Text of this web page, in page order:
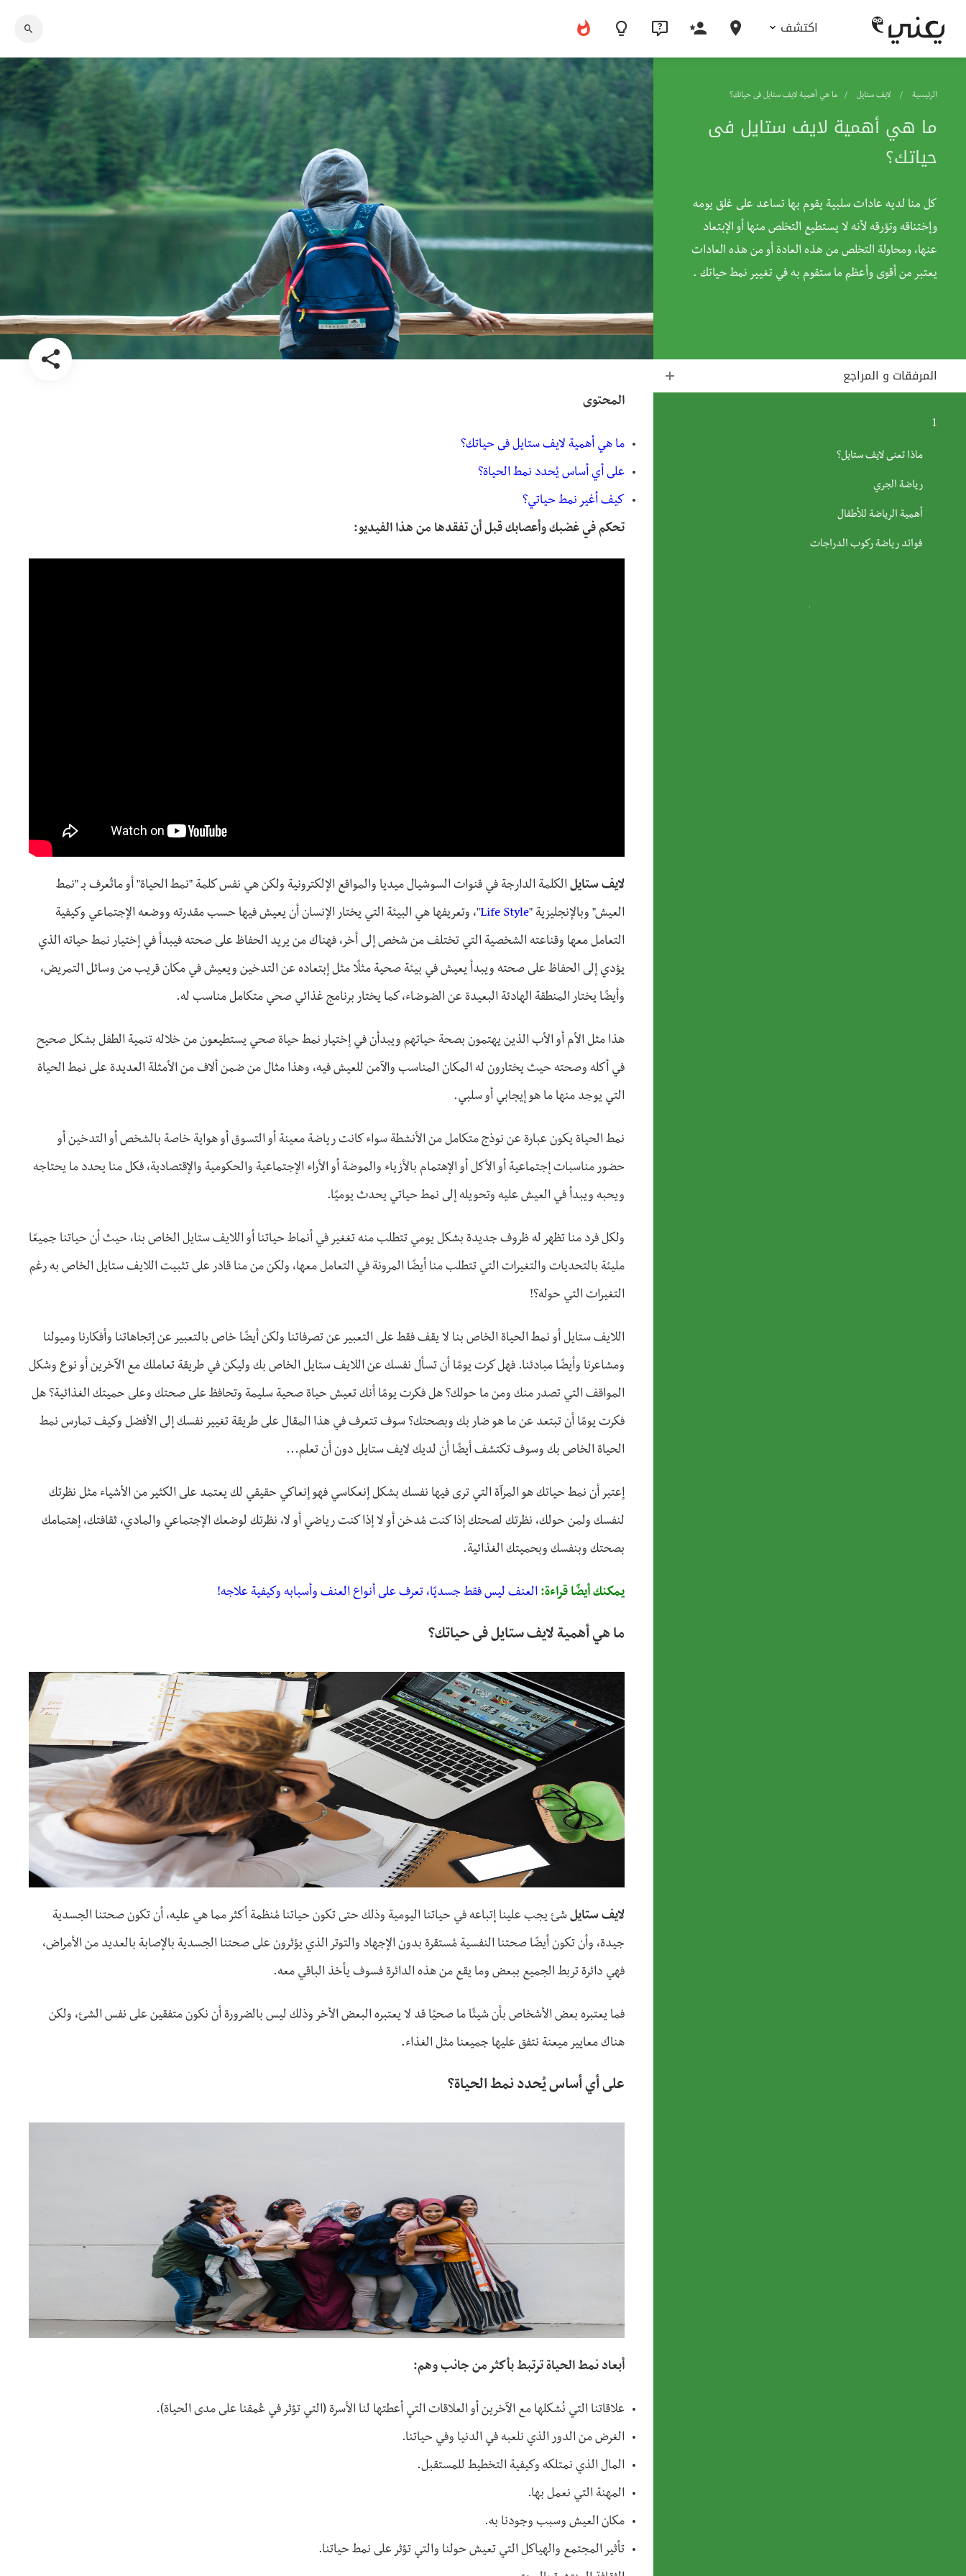
اكتشف
الرئيسية لايف ستايل ما هي أهمية لايف ستايل فى حياتك؟
ما هي أهمية لايف ستايل فى
حياتك؟
كل منا لديه عادات سلبية يقوم بها تساعد على غلق يومه
وإختناقه وتؤرقه لأنه لا يستطيع التخلص منها أو الإبتعاد
عنها، ومحاولة التخلص من هذه العادة أو من هذه العادات
يعتبر من أقوى وأعظم ما ستقوم به في تغيير نمط حياتك .
المرفقات و المراجع
1
ماذا تعنى لايف ستايل؟
رياضة الجري
أهمية الرياضة للأطفال
فوائد رياضة ركوب الدراجات
المحتوى
ما هي أهمية لايف ستايل فى حياتك؟
على أي أساس يُحدد نمط الحياة؟
كيف أغير نمط حياتي؟
تحكم في غضبك وأعصابك قبل أن تفقدها من هذا الفيديو:
لايف ستايلالكلمة الدارجة في قنوات السوشيال ميديا والمواقع الإلكترونية ولكن هي نفس كلمة "نمط الحياة" أو ماتُعرف بـ "نمط
العيش" وبالإنجليزية "Life Style"، وتعريفها هي البيئة التي يختار الإنسان أن يعيش فيها حسب مقدرته ووضعه الإجتماعي وكيفية
التعامل معها وقناعته الشخصية التي تختلف من شخص إلى أخر، فهناك من يريد الحفاظ على صحته فيبدأ في إختيار نمط حياته الذي
يؤدي إلى الحفاظ على صحته ويبدأ يعيش في بيئة صحية مثلًا مثل إبتعاده عن التدخين ويعيش في مكان قريب من وسائل التمريض،
وأيضًا يختار المنطقة الهادئة البعيدة عن الضوضاء، كما يختار برنامج غذائي صحي متكامل مناسب له.
هذا مثل الأم أو الأب الذين يهتمون بصحة حياتهم ويبدأن في إختيار نمط حياة صحي يستطيعون من خلاله تنمية الطفل بشكل صحيح
في أكله وصحته حيث يختارون له المكان المناسب والآمن للعيش فيه، وهذا مثال من ضمن ألاف من الأمثلة العديدة على نمط الحياة
التي يوجد منها ما هو إيجابي أو سلبي.
نمط الحياة يكون عبارة عن نوذج متكامل من الأنشطة سواء كانت رياضة معينة أو التسوق أو هواية خاصة بالشخص أو التدخين أو
حضور مناسبات إجتماعية أو الأكل أو الإهتمام بالأزياء والموضة أو الأراء الإجتماعية والحكومية والإقتصادية، فكل منا يحدد ما يحتاجه
ويحبه ويبدأ في العيش عليه وتحويله إلى نمط حياتي يحدث يوميًا.
ولكل فرد منا تظهر له ظروف جديدة بشكل يومي تتطلب منه تغغير في أنماط حياتنا أو اللايف ستايل الخاص بنا، حيث أن حياتنا جميعًا
مليئة بالتحديات والتغيرات التي تتطلب منا أيضًا المرونة في التعامل معها، ولكن من منا قادر على تثبيت اللايف ستايل الخاص به رغم
التغيرات التي حوله؟!
اللايف ستايل أو نمط الحياة الخاص بنا لا يقف فقط على التعبير عن تصرفاتنا ولكن أيضًا خاص بالتعبير عن إتجاهاتنا وأفكارنا وميولنا
ومشاعرنا وأيضًا مبادئنا. فهل كرت يومًا أن تسأل نفسك عن اللايف ستايل الخاص بك وليكن في طريقة تعاملك مع الآخرين أو نوع وشكل
المواقف التي تصدر منك ومن ما حولك؟ هل فكرت يومًا أنك تعيش حياة صحية سليمة وتحافظ على صحتك وعلى حميتك الغذائية؟ هل
فكرت يومًا أن تبتعد عن ما هو ضار بك وبصحتك؟ سوف تتعرف في هذا المقال على طريقة تغيير نفسك إلى الأفضل وكيف تمارس نمط
الحياة الخاص بك وسوف تكتشف أيضًا أن لديك لايف ستايل دون أن تعلم...
إعتبر أن نمط حياتك هو المرآة التي ترى فيها نفسك بشكل إنعكاسي فهو إنعاكي حقيقي لك يعتمد على الكثير من الأشياء مثل نظرتك
لنفسك ولمن حولك، نظرتك لصحتك إذا كنت مُدخن أو لا إذا كنت رياضي أو لا، نظرتك لوضعك الإجتماعي والمادي، ثقافتك، إهتمامك
بصحتك وبنفسك وبحميتك الغذائية.
يمكنك أيضًا قراءة: العنف ليس فقط جسديًا، تعرف على أنواع العنف وأسبابه وكيفية علاجه!
ما هي أهمية لايف ستايل فى حياتك؟
لايف ستايلشئ يجب علينا إتباعه في حياتنا اليومية وذلك حتى تكون حياتنا مُنظمة أكثر مما هي عليه، أن تكون صحتنا الجسدية
جيدة، وأن تكون أيضًا صحتنا النفسية مُستقرة بدون الإجهاد والتوتر الذي يؤثرون على صحتنا الجسدية بالإصابة بالعديد من الأمراض،
فهي دائرة تربط الجميع ببعض وما يقع من هذه الدائرة فسوف يأخذ الباقي معه.
فما يعتبره بعض الأشخاص بأن شيئًا ما صحيًا قد لا يعتبره البعض الأخر وذلك ليس بالضرورة أن نكون متفقين على نفس الشئ، ولكن
هناك معايير ميعنة نتفق عليها جميعنا مثل الغذاء.
على أي أساس يُحدد نمط الحياة؟
أبعاد نمط الحياة ترتبط بأكثر من جانب وهم:
علاقاتنا التي نُشكلها مع الآخرين أو العلاقات التي أعطتها لنا الأسرة (التي تؤثر في عُمقنا على مدى الحياة).
الغرض من الدور الذي نلعبه في الدنيا وفي حياتنا.
المال الذي نمتلكه وكيفية التخطيط للمستقبل.
المهنة التي نعمل بها.
مكان العيش وسبب وجودنا به.
تأثير المجتمع والهياكل التي تعيش حولنا والتي تؤثر على نمط حياتنا.